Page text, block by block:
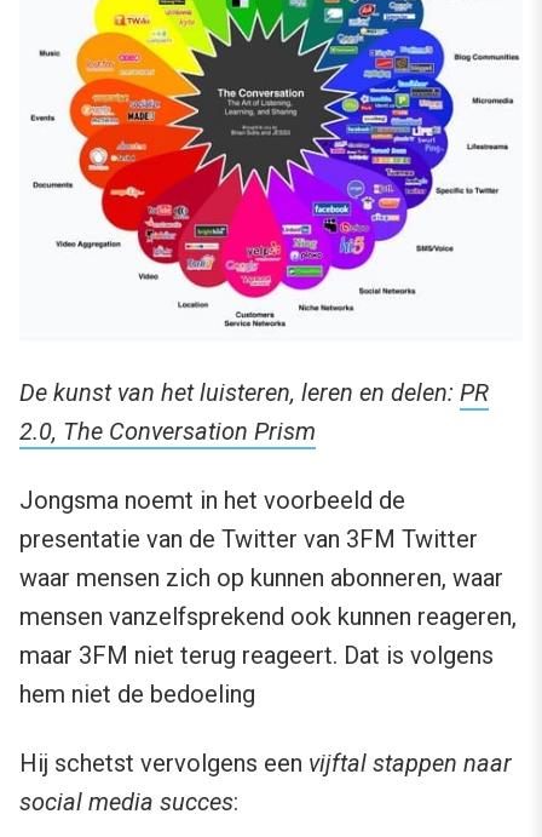
De kunst van het luisteren, leren en delen: PR
2.0, The Conversation Prism
Jongsma noemt in het voorbeeld de
presentatie van de Twitter van 3FM Twitter
waar mensen zich op kunnen abonneren, waar
mensen vanzelfsprekend ook kunnen reageren,
maar 3FM niet terug reageert. Dat is volgens
hem niet de bedoeling
Hij schetst vervolgens een vijftal stappen naar
social media succes: